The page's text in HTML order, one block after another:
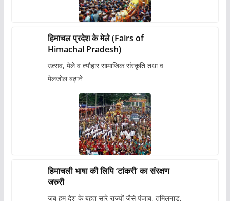
हिमाचल प्रदेश के मेले (Fairs of
Himachal Pradesh)
उत्सव, मेले व त्यौहार सामाजिक संस्कृति तथा व
मेलजोल बढ़ाने
हिमाचली भाषा की लिपि ‘टांकरी’ का संरक्षण
जरुरी
जब हम देश के बहुत सारे राज्यों जैसे पंजाब, तमिलनाडु,